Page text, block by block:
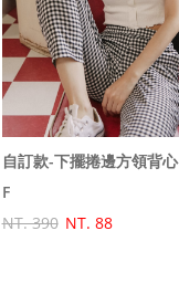
自訂款-下擺捲邊方領背心
F
NT. 390 NT. 88